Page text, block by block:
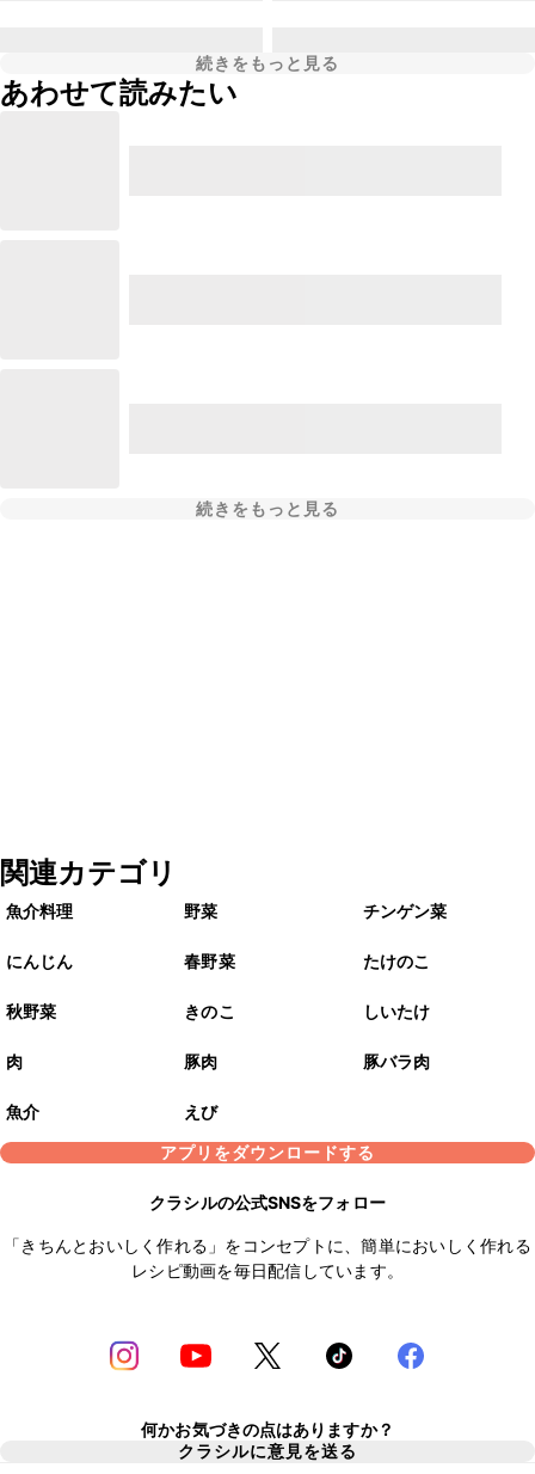
続きをもっと見る
あわせて読みたい
続きをもっと見る
関連カテゴリ
魚介料理 野菜 チンゲン菜
にんじん 春野菜 たけのこ
秋野菜 きのこ しいたけ
肉 豚肉 豚バラ肉
魚介
えび
アプリをダウンロードする
クラシルの公式SNSをフォロー
「きちんとおいしく作れる」をコンセプトに、簡単においしく作れる
レシピ動画を毎日配信しています。
何かお気づきの点はありますか？
クラシルに意見を送る